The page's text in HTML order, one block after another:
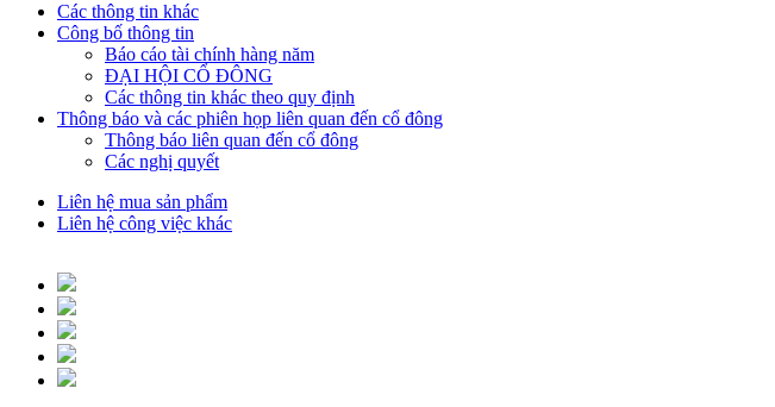
Các thông tin khác
Công bố thông tin
Báo cáo tài chính hàng năm
ĐẠI HỘI CỔ ĐÔNG
Các thông tin khác theo quy định
Thông báo và các phiên họp liên quan đến cổ đông
Thông báo liên quan đến cổ đông
Các nghị quyết
Liên hệ mua sản phẩm
Liên hệ công việc khác